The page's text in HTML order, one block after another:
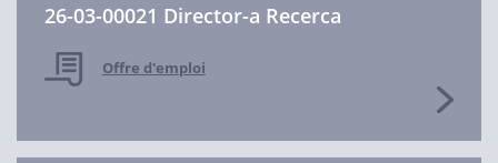
26-03-00021 Director-a Recerca
Offre d'emploi